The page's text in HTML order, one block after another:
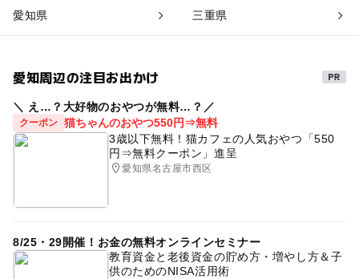
愛知県 三重県
愛知周辺の注目お出かけ
＼ え…？大好物のおやつが無料…？／
クーポン 猫ちゃんのおやつ550円⇒無料
3歳以下無料！猫カフェの人気おやつ「550
円⇒無料クーポン」進呈
愛知県名古屋市西区
8/25・29開催！お金の無料オンラインセミナー
教育資金と老後資金の貯め方・増やし方＆子
供のためのNISA活用術